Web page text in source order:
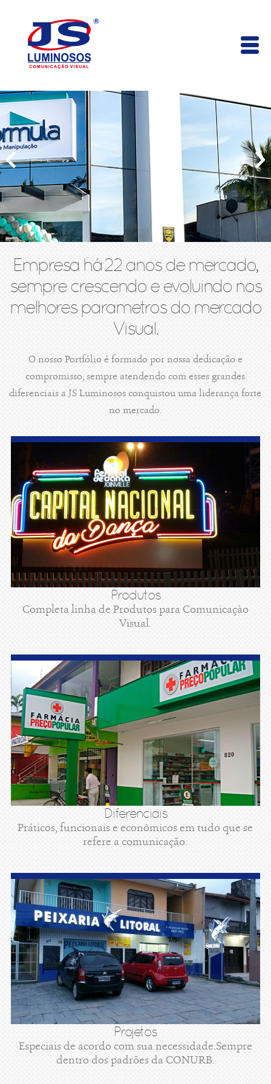
Empresa há 22 anos de mercado,
sempre crescendo e evoluindo nos
melhores parametros do mercado
Visual.
O nosso Portfólio é formado por nossa dedicação e
compromisso, sempre atendendo com esses grandes
diferenciais a JS Luminosos conquistou uma liderança forte
no mercado.
Produtos
Completa linha de Produtos para Comunicaçào
Visual.
Diferenciais
Práticos, funcionais e econômicos em tudo que se
refere a comunicação.
Projetos
Especiais de acordo com sua necessidade.Sempre
dentro dos padrões da CONURB.